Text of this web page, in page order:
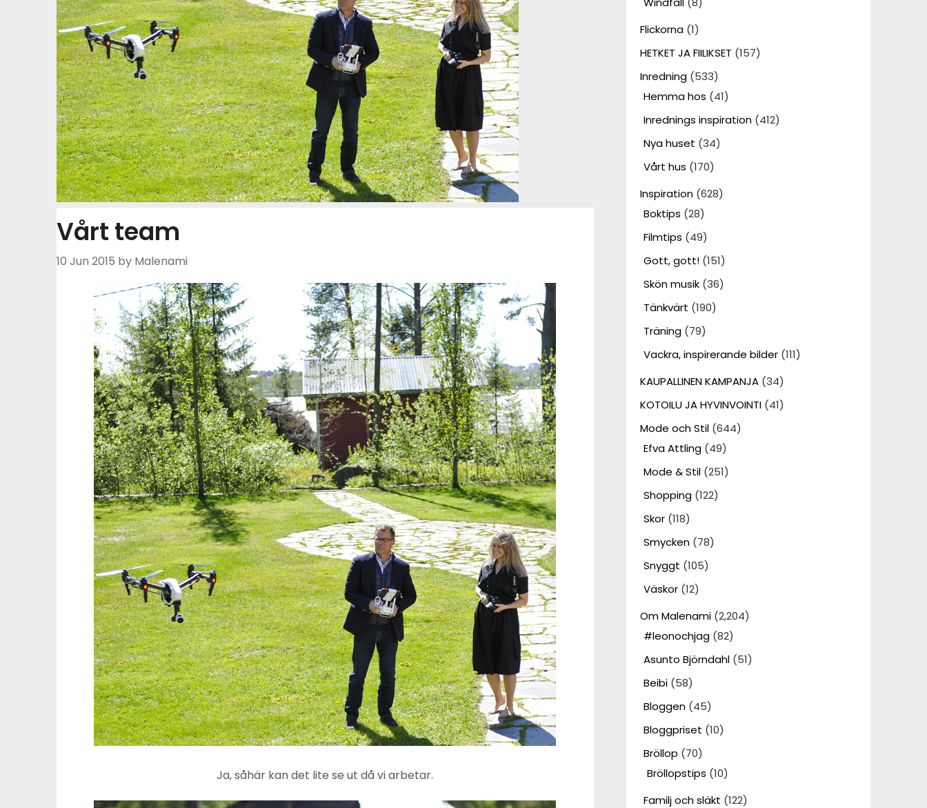
Vårt team
10 Jun 2015 by Malenami
Ja, såhär kan det lite se ut då vi arbetar.
Flickorna(1)
HETKET JA FIILIKSET (157)
Inredning(533)
Hemma hos (41)
Inrednings inspiration(412)
Nya huset (34)
Vårt hus (170)
Inspiration(628)
Boktips (28)
Filmtips (49)
Gott, gott!(151)
Skön musik(36)
Tänkvärt (190)
Träning(79)
Vackra, inspirerande bilder(111)
KAUPALLINEN KAMPANJA(34)
KOTOILU JA HYVINVOINTI(41)
Mode och Stil(644)
Efva Attling(49)
Mode & Stil(251)
Shopping(122)
Skor(118)
Smycken(78)
Snyggt (105)
Väskor(12)
Om Malenami(2,204)
#leonochjag(82)
Asunto Björndahl(51)
Beibi(58)
Bloggen(45)
Bloggpriset (10)
Bröllop (70)
Bröllopstips (10)
Familj och släkt (122)